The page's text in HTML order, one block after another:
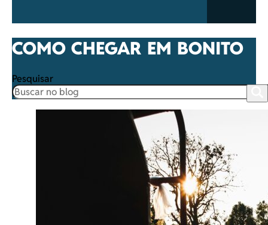
COMO CHEGAR EM BONITO
Pesquisar